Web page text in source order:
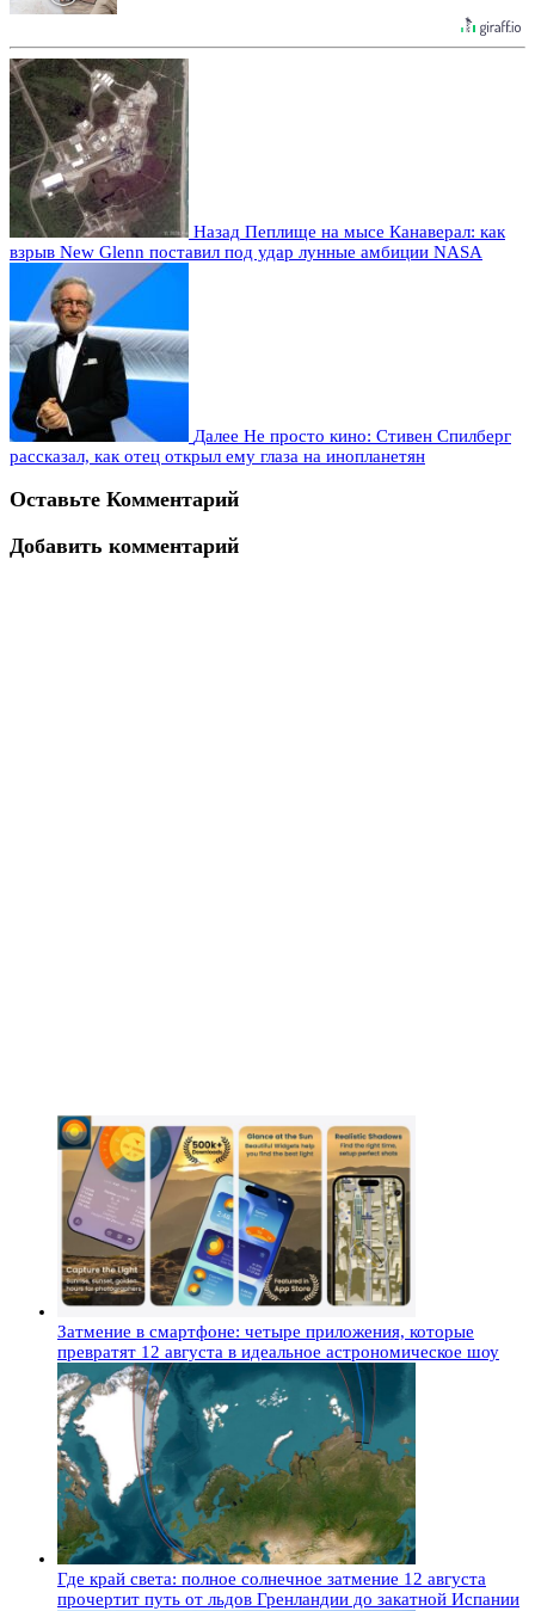
Назад Пеплище на мысе Канаверал: как
взрыв New Glenn поставил под удар лунные амбиции NASA
Далее Не просто кино: Стивен Спилберг
рассказал, как отец открыл ему глаза на инопланетян
Оставьте Комментарий
Добавить комментарий
Затмение в смартфоне: четыре приложения, которые
превратят 12 августа в идеальное астрономическое шоу
Где край света: полное солнечное затмение 12 августа
прочертит путь от льдов Гренландии до закатной Испании